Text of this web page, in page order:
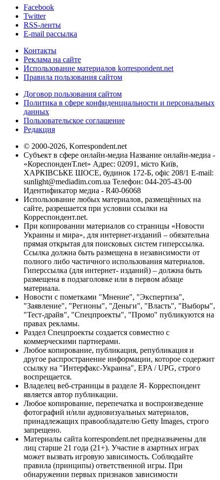
Facebook
Twitter
RSS-ленты
E-mail рассылка
Контакты
Реклама на сайте
Использование материалов korrespondent.net
Правила пользования сайтом
Договор пользования сайтом
Политика в сфере конфиденциальности и персональных
данных
Пользовательское соглашение
Редакция
© 2000-2026, Korrespondent.net
Субъект в сфере онлайн-медиа Название онлайн-медиа -
«КореспонденТ.net» Адрес: 02091, місто Київ,
ХАРКІВСЬКЕ ШОСЕ, будинок 172-Б, офіс 208/1 E-mail:
sunlight@mediadim.com.ua Телефон: 044-205-43-00
Идентификатор медиа - R40-06068
Использование любых материалов, размещённых на
сайте, разрешается при условии ссылки на
Корреспондент.net.
При копировании материалов со страницы «Новости
Украины и мира», для интернет-изданий – обязательна
прямая открытая для поисковых систем гиперссылка.
Ссылка должна быть размещена в независимости от
полного либо частичного использования материалов.
Гиперссылка (для интернет- изданий) – должна быть
размещена в подзаголовке или в первом абзаце
материала.
Новости с пометками "Мнение", "Экспертиза",
"Заявление", "Регионы", "Деньги", "Власть", "Выборы",
"Тест-драйв", "Спецпроекты", "Промо" публикуются на
правах рекламы.
Раздел Спецпроекты создается совместно с
коммерческими партнерами.
Любое копирование, публикация, републикация и
другое распространение информации, которое содержит
ссылку на "Интерфакс-Украина", EPA / UPG, строго
воспрещается.
Владелец веб-страницы в разделе Я- Корреспондент
является автор публикации.
Любое копирование, перепечатка и воспроизведение
фотографий и/или аудиовизуальных материалов,
принадлежащих правообладателю Getty Images, строго
запрещено.
Материалы сайта korrespondent.net предназначены для
лиц старше 21 года (21+). Участие в азартных играх
может вызвать игровую зависимость. Соблюдайте
правила (принципы) ответственной игры. При
обнаружении первых признаков зависимости